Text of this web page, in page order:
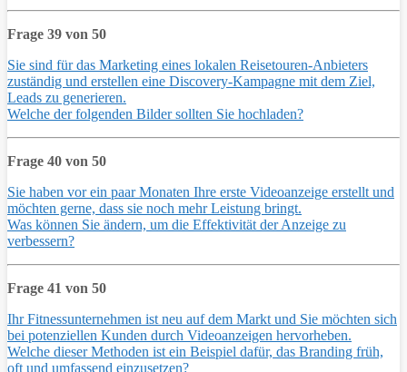
Frage 39 von 50
Sie sind für das Marketing eines lokalen Reisetouren-Anbieters
zuständig und erstellen eine Discovery-Kampagne mit dem Ziel,
Leads zu generieren.
Welche der folgenden Bilder sollten Sie hochladen?
Frage 40 von 50
Sie haben vor ein paar Monaten Ihre erste Videoanzeige erstellt und
möchten gerne, dass sie noch mehr Leistung bringt.
Was können Sie ändern, um die Effektivität der Anzeige zu
verbessern?
Frage 41 von 50
Ihr Fitnessunternehmen ist neu auf dem Markt und Sie möchten sich
bei potenziellen Kunden durch Videoanzeigen hervorheben.
Welche dieser Methoden ist ein Beispiel dafür, das Branding früh,
oft und umfassend einzusetzen?